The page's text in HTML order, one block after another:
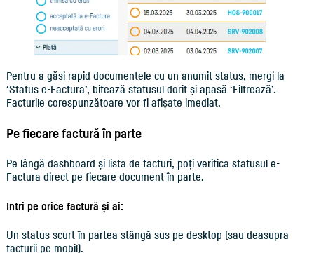
Pentru a găsi rapid documentele cu un anumit status, mergi la
‘Status e-Factura’, bifează statusul dorit și apasă ‘Filtrează’.
Facturile corespunzătoare vor fi afișate imediat.
Pe fiecare factură în parte
Pe lângă dashboard și lista de facturi, poți verifica statusul e-
Factura direct pe fiecare document în parte.
Intri pe orice factură și ai:
Un status scurt în partea stângă sus pe desktop (sau deasupra
facturii pe mobil).